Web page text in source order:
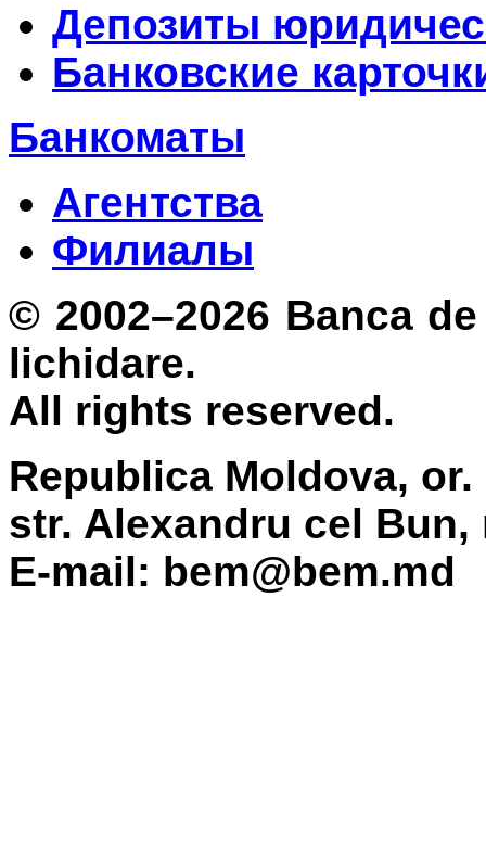
Депозиты
Банковские
Банкоматы
Агентства
Филиалы
© 2002–2026 Banca
lichidare.
All rights reserved.
Republica Moldova,
str. Alexandru cel Bun,
E-mail: bem@bem.md